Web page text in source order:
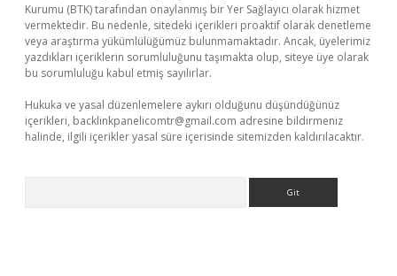
Kurumu (BTK) tarafından onaylanmış bir Yer Sağlayıcı olarak hizmet
vermektedir. Bu nedenle, sitedeki içerikleri proaktif olarak denetleme
veya araştırma yükümlülüğümüz bulunmamaktadır. Ancak, üyelerimiz
yazdıkları içeriklerin sorumluluğunu taşımakta olup, siteye üye olarak
bu sorumluluğu kabul etmiş sayılırlar.
Hukuka ve yasal düzenlemelere aykırı olduğunu düşündüğünüz
içerikleri, backlinkpanelicomtr@gmail.com adresine bildirmeniz
halinde, ilgili içerikler yasal süre içerisinde sitemizden kaldırılacaktır.